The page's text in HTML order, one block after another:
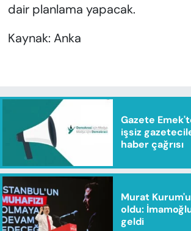
dair planlama yapacak.
Kaynak: Anka
Gazete
işsiz
haber çağrısı
Murat
oldu:
geldi